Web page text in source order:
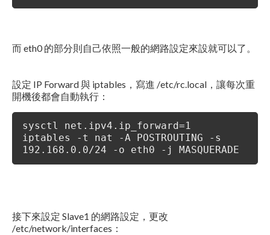
而 eth0 的部分則自己依照一般的網路設定來設就可以了。
設定 IP Forward 與 iptables，寫進 /etc/rc.local，讓每次重
開機後都會自動執行：
sysctl net.ipv4.ip_forward=1
iptables -t nat -A POSTROUTING -s
192.168.0.0/24 -o eth0 -j MASQUERADE
接下來設定 Slave1 的網路設定，更改
/etc/network/interfaces：